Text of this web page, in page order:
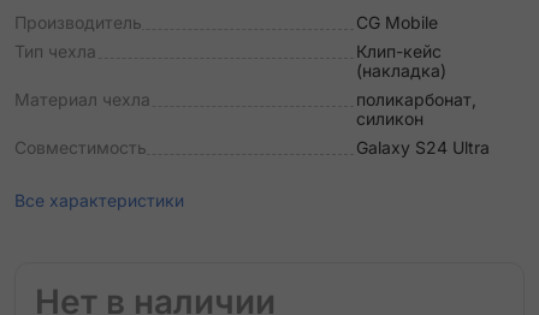
Производитель
CG Mobile
Тип чехла
Клип-кейс
(накладка)
Материал чехла
поликарбонат,
силикон
Совместимость
Galaxy S24 Ultra
Все характеристики
Нет в наличии